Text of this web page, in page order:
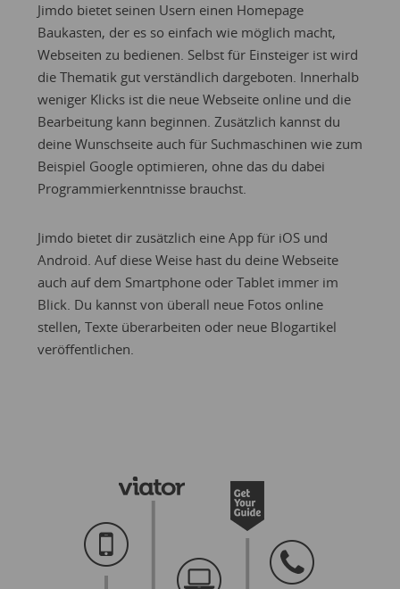
Jimdo bietet seinen Usern einen Homepage
Baukasten, der es so einfach wie möglich macht,
Webseiten zu bedienen. Selbst für Einsteiger ist wird
die Thematik gut verständlich dargeboten. Innerhalb
weniger Klicks ist die neue Webseite online und die
Bearbeitung kann beginnen. Zusätzlich kannst du
deine Wunschseite auch für Suchmaschinen wie zum
Beispiel Google optimieren, ohne das du dabei
Programmierkenntnisse brauchst.
Jimdo bietet dir zusätzlich eine App für iOS und
Android. Auf diese Weise hast du deine Webseite
auch auf dem Smartphone oder Tablet immer im
Blick. Du kannst von überall neue Fotos online
stellen, Texte überarbeiten oder neue Blogartikel
veröffentlichen.